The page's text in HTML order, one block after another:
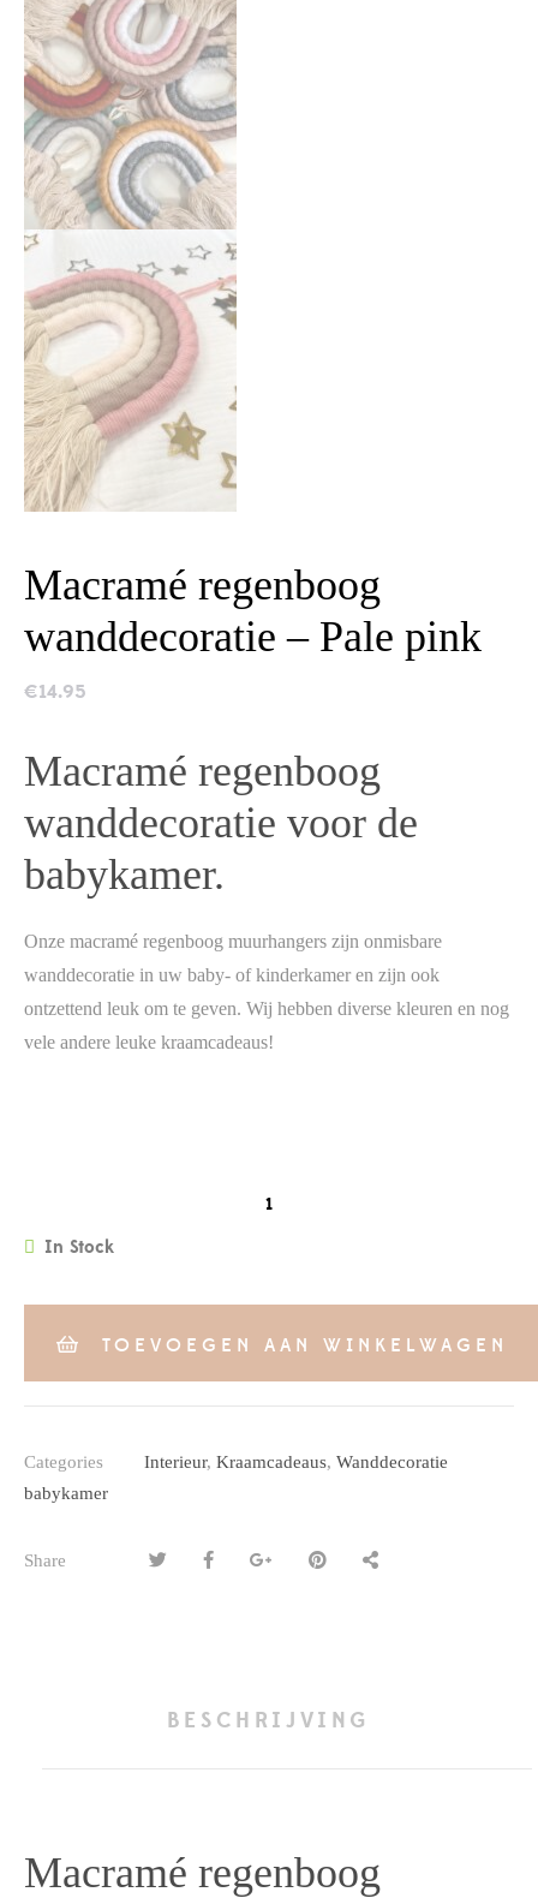
Macramé regenboog
wanddecoratie – Pale pink
€14.95
Macramé regenboog
wanddecoratie voor de
babykamer.
Onze macramé regenboog muurhangers zijn onmisbare
wanddecoratie in uw baby- of kinderkamer en zijn ook
ontzettend leuk om te geven. Wij hebben diverse kleuren en nog
vele andere leuke kraamcadeaus!
In Stock
TOEVOEGEN AAN WINKELWAGEN
Categories Interieur, Kraamcadeaus, Wanddecoratie
babykamer
Share
BESCHRIJVING
Macramé regenboog